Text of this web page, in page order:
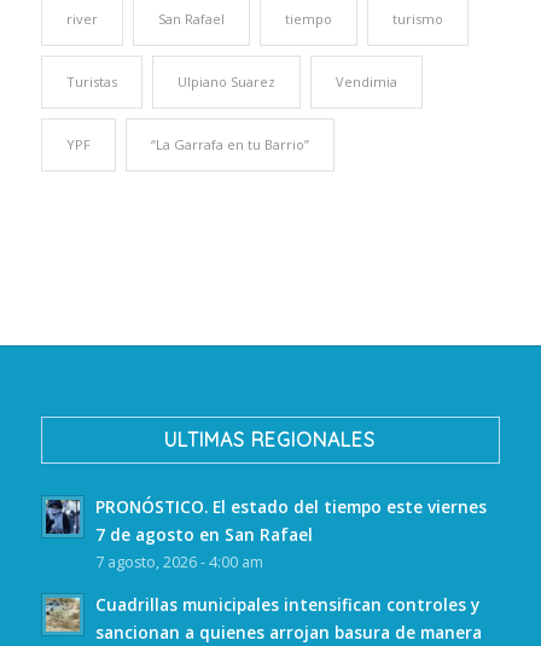
river San Rafael tiempo turismo
Turistas Ulpiano Suarez Vendimia
YPF “La Garrafa en tu Barrio”
ULTIMAS REGIONALES
PRONÓSTICO. El estado del tiempo este viernes
7 de agosto en San Rafael
7 agosto, 2026 - 4:00 am
Cuadrillas municipales intensifican controles y
sancionan a quienes arrojan basura de manera